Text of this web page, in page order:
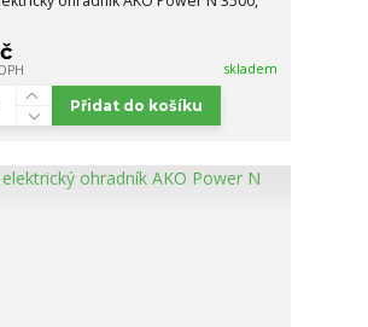
skladem
Přidat do košíku